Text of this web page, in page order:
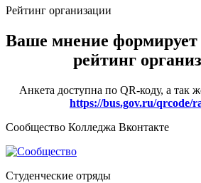
Рейтинг организации
Ваше мнение
рейтинг
Анкета доступна по QR-коду, а так
https://bus.gov.ru/qrcode/
Сообщество Колледжа Вконтакте
Студенческие отряды